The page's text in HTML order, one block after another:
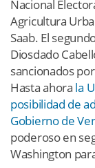
Nacional
Agricultura
Saab. El
Diosdado
sancionados
Hasta ahora la
posibilidad de
Gobierno de
poderoso en
Washington